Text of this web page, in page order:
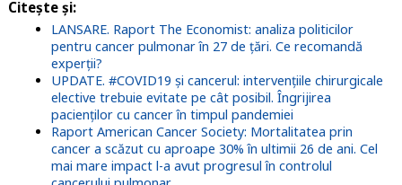
Citește și:
LANSARE. Raport The Economist: analiza politicilor
pentru cancer pulmonar în 27 de țări. Ce recomandă
experții?
UPDATE. #COVID19 și cancerul: intervențiile chirurgicale
elective trebuie evitate pe cât posibil. Îngrijirea
pacienților cu cancer în timpul pandemiei
Raport American Cancer Society: Mortalitatea prin
cancer a scăzut cu aproape 30% în ultimii 26 de ani. Cel
mai mare impact l-a avut progresul în controlul